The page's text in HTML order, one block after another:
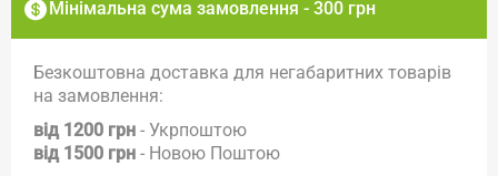
Мінімальна сума замовлення - 300 грн
Безкоштовна доставка для негабаритних товарів
на замовлення:
від 1200 грн - Укрпоштою
від 1500 грн - Новою Поштою